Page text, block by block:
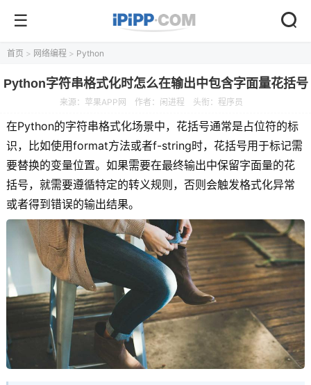
首页 > 网络编程 > Python
Python字符串格式化时怎么在输出中包含字面量花括号
来源： 苹果APP网 作者：闲进程 头衔：程序员
在Python的字符串格式化场景中，花括号通常是占位符的标
识，比如使用format方法或者f-string时，花括号用于标记需
要替换的变量位置。如果需要在最终输出中保留字面量的花
括号，就需要遵循特定的转义规则，否则会触发格式化异常
或者得到错误的输出结果。